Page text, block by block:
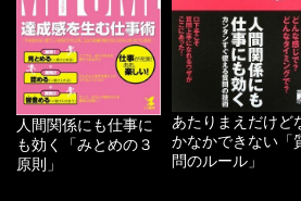
人間関係にも仕事に
も効く「みとめの３
原則」
あたりまえだけど
かなかできない「
問のルール」